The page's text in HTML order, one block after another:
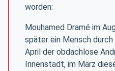
worden:
Mouhamed Dramé im
später ein Mensch
April der obdachlose
Innenstadt, im März